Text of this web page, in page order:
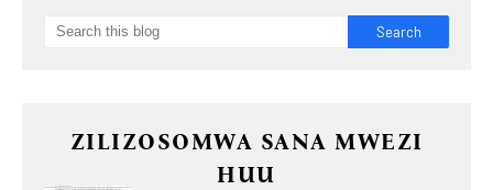
ZILIZOSOMWA SANA MWEZI
HUU